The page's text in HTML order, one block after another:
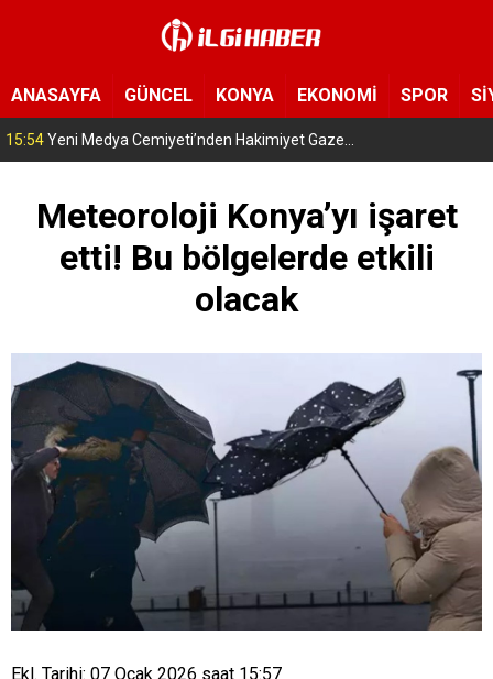
ANASAYFA GÜNCEL KONYA EKONOMİ SPOR
15:54Yeni Medya Cemiyeti’nden Hakimiyet Gazetesi’ne 30. yıl ziyareti
Meteoroloji Konya’yı işaret
etti! Bu bölgelerde etkili
olacak
Ekl. Tarihi: 07 Ocak 2026 saat 15:57